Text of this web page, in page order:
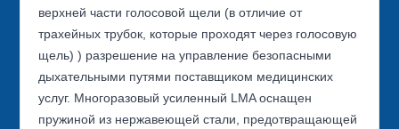
верхней части голосовой щели (в отличие от
трахейных трубок, которые проходят через голосовую
щель) ) разрешение на управление безопасными
дыхательными путями поставщиком медицинских
услуг. Многоразовый усиленный LMA оснащен
пружиной из нержавеющей стали, предотвращающей